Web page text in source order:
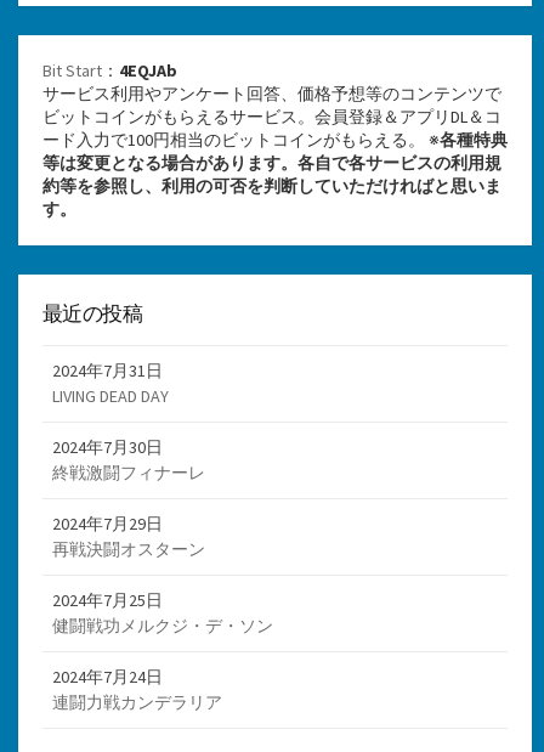
Bit Start ： 4EQJAb
サービス利用やアンケート回答、価格予想等のコンテンツで
ビットコインがもらえるサービス。会員登録＆アプリDL＆コ
ード入力で100円相当のビットコインがもらえる。 ※各種特典
等は変更となる場合があります。各自で各サービスの利用規
約等を参照し、利用の可否を判断していただければと思いま
す。
最近の投稿
2024年7月31日
LIVING DEAD DAY
2024年7月30日
終戦激闘フィナーレ
2024年7月29日
再戦決闘オスターン
2024年7月25日
健闘戦功メルクジ・デ・ソン
2024年7月24日
連闘力戦カンデラリア